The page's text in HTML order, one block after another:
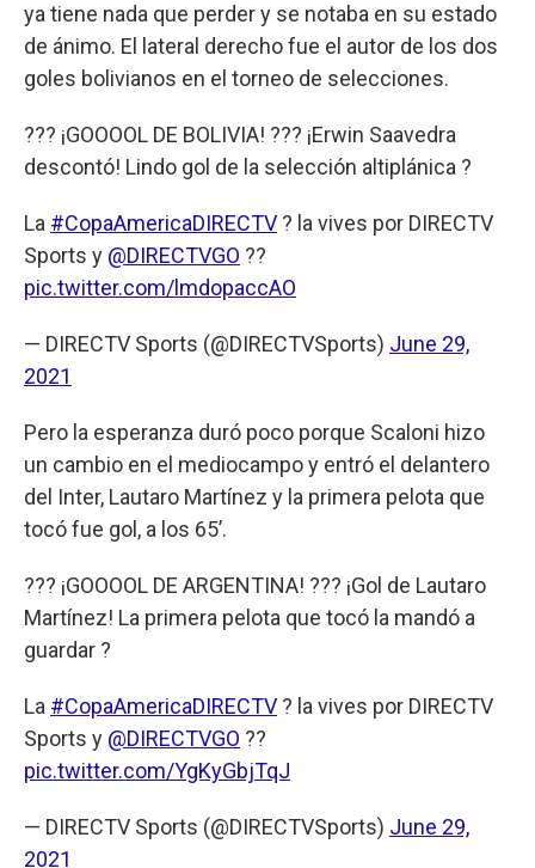
ya tiene nada que perder y se notaba en su estado
de ánimo. El lateral derecho fue el autor de los dos
goles bolivianos en el torneo de selecciones.
??? ¡GOOOOL DE BOLIVIA! ??? ¡Erwin Saavedra
descontó! Lindo gol de la selección altiplánica ?
La #CopaAmericaDIRECTV ? la vives por DIRECTV
Sports y @DIRECTVGO ??
pic.twitter.com/lmdopaccAO
— DIRECTV Sports (@DIRECTVSports) June 29,
2021
Pero la esperanza duró poco porque Scaloni hizo
un cambio en el mediocampo y entró el delantero
del Inter, Lautaro Martínez y la primera pelota que
tocó fue gol, a los 65’.
??? ¡GOOOOL DE ARGENTINA! ??? ¡Gol de Lautaro
Martínez! La primera pelota que tocó la mandó a
guardar ?
La #CopaAmericaDIRECTV ? la vives por DIRECTV
Sports y @DIRECTVGO ??
pic.twitter.com/YgKyGbjTqJ
— DIRECTV Sports (@DIRECTVSports) June 29,
2021